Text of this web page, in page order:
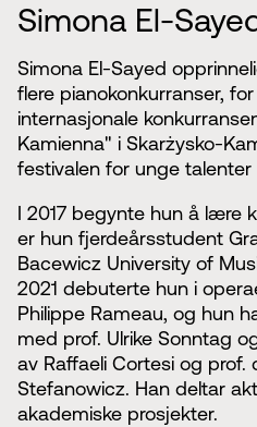
Simona El-
Simona El-Sayed
flere pianokonkurranser,
internasjonale
Kamienna" i Skarżysko-
festivalen for unge talenter
I 2017 begynte hun å lære
er hun fjerdeårsstudent
Bacewicz University of
2021 debuterte hun i
Philippe Rameau, og hun
med prof. Ulrike Sonntag
av Raffaeli Cortesi og prof.
Stefanowicz. Han deltar
akademiske prosjekter.